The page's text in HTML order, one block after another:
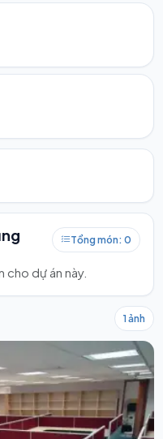
Tổng món: 0
dự án này.
1 ảnh